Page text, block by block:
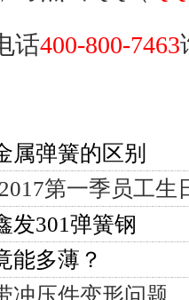
话400-800-7463
属弹簧的区别
第一季员工生
发301弹簧钢
能多薄？
冲压件变形问题